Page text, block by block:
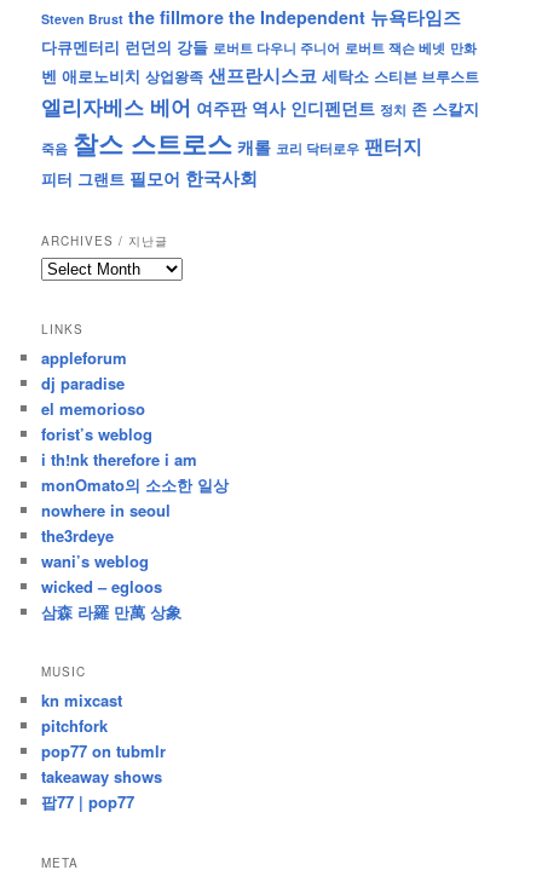
Steven Brust the fillmore the Independent 뉴욕타임즈
다큐멘터리 런던의 강들 로버트 다우니 주니어 로버트 잭슨 베넷 만화
벤 애로노비치 상업왕족 샌프란시스코 세탁소 스티븐 브루스트
엘리자베스 베어 여주판 역사 인디펜던트 정치 존 스칼지
죽음 찰스 스트로스 캐롤 코리 닥터로우 팬터지
피터 그랜트 필모어 한국사회
ARCHIVES / 지난글
archives
난
글
LINKS
appleforum
dj paradise
el memorioso
forist’s weblog
i th!nk therefore i am
monOmato의 소소한 일상
nowhere in seoul
the3rdeye
wani’s weblog
wicked – egloos
삼森 라羅 만萬 상象
MUSIC
kn mixcast
pitchfork
pop77 on tubmlr
takeaway shows
팝77 | pop77
META